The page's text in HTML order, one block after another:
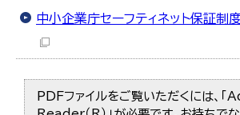
中小企業庁セーフティネット保証制
PDFファイルをご覧いただくには、「